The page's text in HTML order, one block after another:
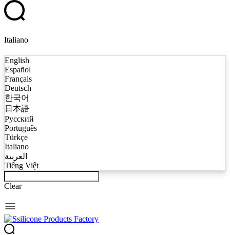
Italiano
English
Español
Français
Deutsch
한국어
日本語
Русский
Português
Türkçe
Italiano
العربية
Tiếng Việt
Clear